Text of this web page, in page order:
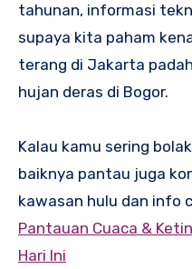
tahunan, informasi
supaya kita paham
terang di Jakarta
hujan deras di Bogor.
Kalau kamu sering
baiknya pantau juga
kawasan hulu dan info
Pantauan Cuaca &
Hari Ini